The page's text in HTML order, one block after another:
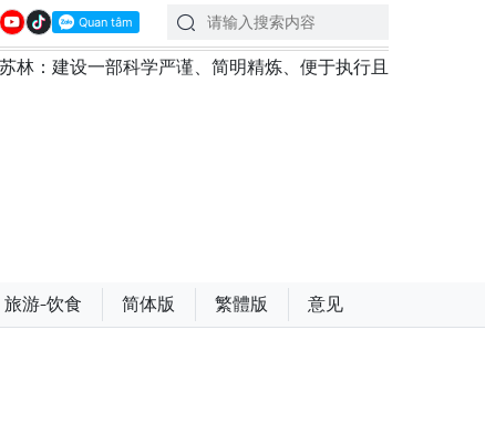
科学严谨、简明精炼、便于执行且具有长远生命力的党章
旅游-饮食 简体版 繁體版 意见